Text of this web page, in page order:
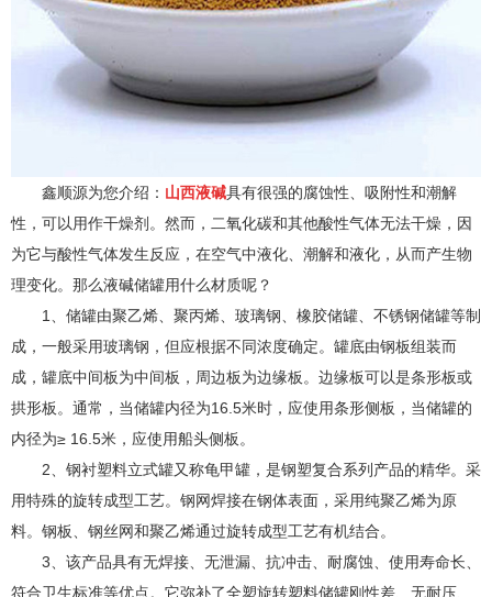
鑫顺源为您介绍： 山西液碱具有很强的腐蚀性、吸附性和潮解
性，可以用作干燥剂。然而，二氧化碳和其他酸性气体无法干燥，因
为它与酸性气体发生反应，在空气中液化、潮解和液化，从而产生物
理变化。那么液碱储罐用什么材质呢？
1、储罐由聚乙烯、聚丙烯、玻璃钢、橡胶储罐、不锈钢储罐等制
成，一般采用玻璃钢，但应根据不同浓度确定。罐底由钢板组装而
成，罐底中间板为中间板，周边板为边缘板。边缘板可以是条形板或
拱形板。通常，当储罐内径为16.5米时，应使用条形侧板，当储罐的
内径为≥ 16.5米，应使用船头侧板。
2、钢衬塑料立式罐又称龟甲罐，是钢塑复合系列产品的精华。采
用特殊的旋转成型工艺。钢网焊接在钢体表面，采用纯聚乙烯为原
料。钢板、钢丝网和聚乙烯通过旋转成型工艺有机结合。
3、该产品具有无焊接、无泄漏、抗冲击、耐腐蚀、使用寿命长、
符合卫生标准等优点。它弥补了全塑旋转塑料储罐刚性差、无耐压、